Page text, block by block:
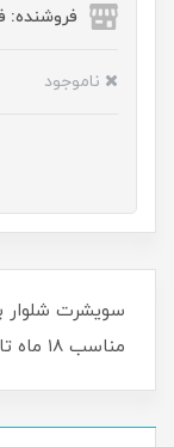
فروشنده:
ناموجود
مناسب ۱۸ ماه تا ۹سال